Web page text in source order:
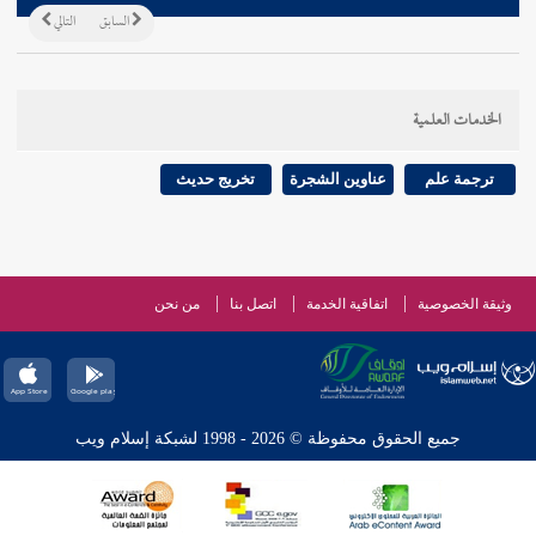
التالي السابق
الخدمات العلمية
ترجمة علم عناوين الشجرة تخريج حديث
وثيقة الخصوصية اتفاقية الخدمة اتصل بنا من نحن
جميع الحقوق محفوظة © 2026 - 1998 لشبكة إسلام ويب